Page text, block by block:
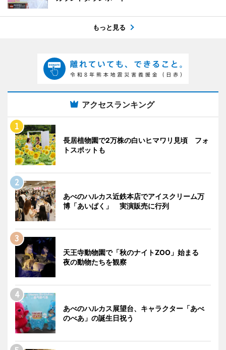
もっと見る
アクセスランキング
長居植物園で2万株の白いヒマワリ見頃 フォ
トスポットも
あべのハルカス近鉄本店でアイスクリーム万
博「あいぱく」 実演販売に行列
天王寺動物園で「秋のナイトZOO」始まる
夜の動物たちを観察
あべのハルカス展望台、キャラクター「あべ
のべあ」の誕生日祝う